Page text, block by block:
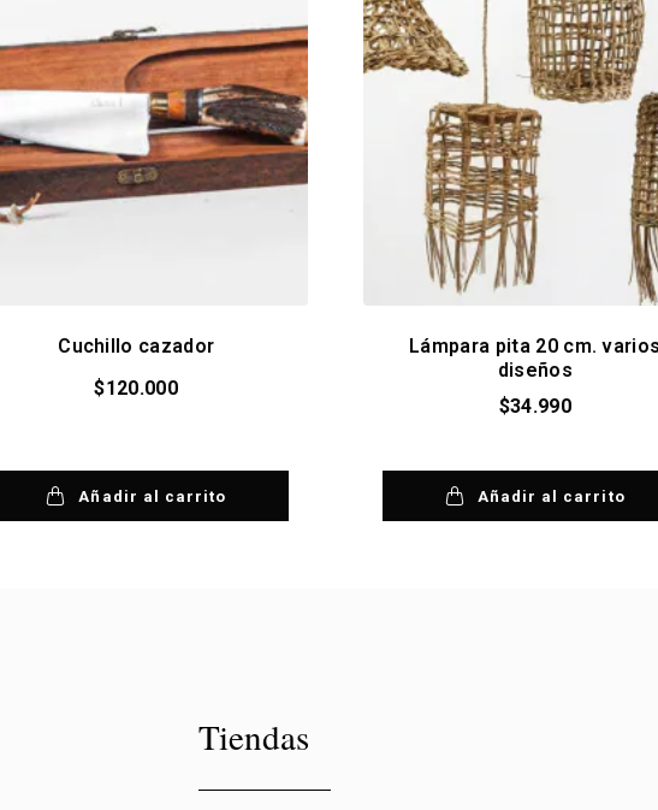
Cuchillo cazador
$120.000
Añadir al carrito
Lámpara pita 20 cm. varios
diseños
$34.990
Añadir al carrito
Tiendas